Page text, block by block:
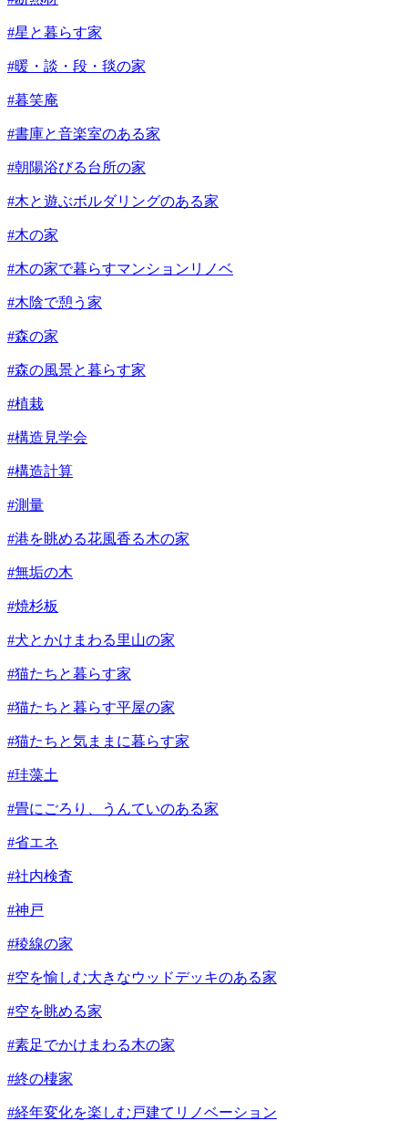
#星と暮らす家
#暖・談・段・毯の家
#暮笑庵
#書庫と音楽室のある家
#朝陽浴びる台所の家
#木と遊ぶボルダリングのある家
#木の家
#木の家で暮らすマンションリノベ
#木陰で憩う家
#森の家
#森の風景と暮らす家
#植栽
#構造見学会
#構造計算
#測量
#港を眺める花風香る木の家
#無垢の木
#焼杉板
#犬とかけまわる里山の家
#猫たちと暮らす家
#猫たちと暮らす平屋の家
#猫たちと気ままに暮らす家
#珪藻土
#畳にごろり、うんていのある家
#省エネ
#社内検査
#神戸
#稜線の家
#空を愉しむ大きなウッドデッキのある家
#空を眺める家
#素足でかけまわる木の家
#終の棲家
#経年変化を楽しむ戸建てリノベーション